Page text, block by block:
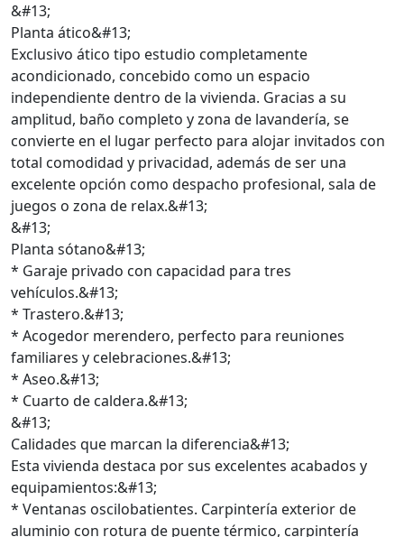
&#13;
Planta ático&#13;
Exclusivo ático tipo estudio completamente
acondicionado, concebido como un espacio
independiente dentro de la vivienda. Gracias a su
amplitud, baño completo y zona de lavandería, se
convierte en el lugar perfecto para alojar invitados con
total comodidad y privacidad, además de ser una
excelente opción como despacho profesional, sala de
juegos o zona de relax.&#13;
&#13;
Planta sótano&#13;
* Garaje privado con capacidad para tres
vehículos.&#13;
* Trastero.&#13;
* Acogedor merendero, perfecto para reuniones
familiares y celebraciones.&#13;
* Aseo.&#13;
* Cuarto de caldera.&#13;
&#13;
Calidades que marcan la diferencia&#13;
Esta vivienda destaca por sus excelentes acabados y
equipamientos:&#13;
* Ventanas oscilobatientes. Carpintería exterior de
aluminio con rotura de puente térmico, carpintería